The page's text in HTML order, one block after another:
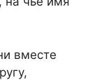
вместе